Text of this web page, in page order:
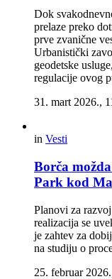
Dok
prelaze preko
prve zvanične
Urbanistički
geodetske
regulacije ovog
31. mart 2026.,
in Vesti
Borča
Park kod
Planovi za
realizacija se
je zahtev za
na studiju o
25. februar